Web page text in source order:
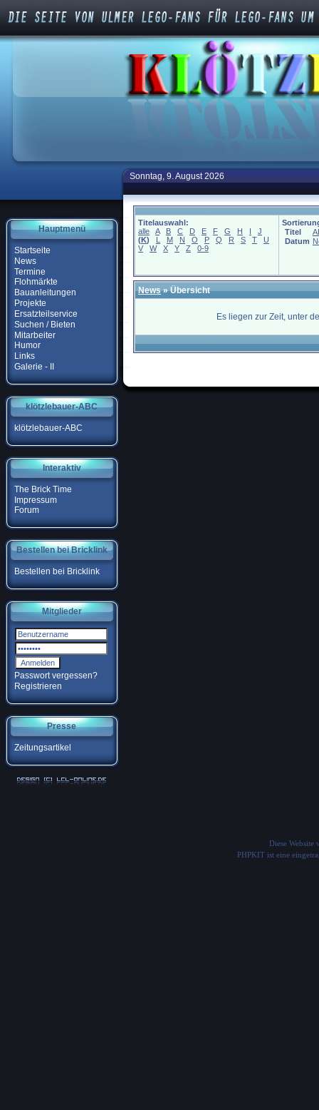
Hauptmenü
Startseite
News
Termine
Flohmärkte
Bauanleitungen
Projekte
Ersatzteilservice
Suchen / Bieten
Mitarbeiter
Humor
Links
Galerie - II
klötzlebauer-ABC
klötzlebauer-ABC
Interaktiv
The Brick Time
Impressum
Forum
Bestellen bei Bricklink
Bestellen bei Bricklink
Mitglieder
Passwort vergessen?
Registrieren
Presse
Zeitungsartikel
Sonntag, 9. August 2026
Titelauswahl:
alle
A B C D E F G H I
J
(K) L M N O P Q R S T
U
V
W X Y Z 0-9
Titel
Datum
News» Übersicht
Es liegen zur Zeit, unter
Diese Website
PHPKIT ist eine